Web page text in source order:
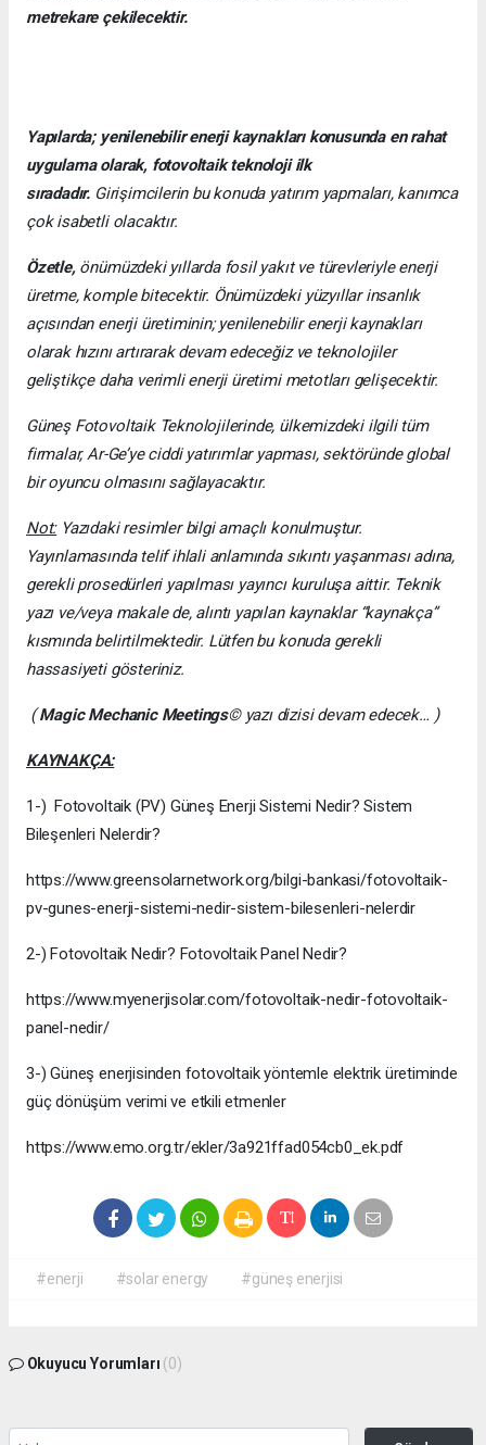
metrekare çekilecektir.
Yapılarda; yenilenebilir enerji kaynakları konusunda en rahat
uygulama olarak, fotovoltaik teknoloji ilk
sıradadır. Girişimcilerin bu konuda yatırım yapmaları, kanımca
çok isabetli olacaktır.
Özetle,önümüzdeki yıllarda fosil yakıt ve türevleriyle enerji
üretme, komple bitecektir. Önümüzdeki yüzyıllar insanlık
açısından enerji üretiminin; yenilenebilir enerji kaynakları
olarak hızını artırarak devam edeceğiz ve teknolojiler
geliştikçe daha verimli enerji üretimi metotları gelişecektir.
Güneş Fotovoltaik Teknolojilerinde, ülkemizdeki ilgili tüm
firmalar, Ar-Ge’ye ciddi yatırımlar yapması, sektöründe global
bir oyuncu olmasını sağlayacaktır.
Not:Yazıdaki resimler bilgi amaçlı konulmuştur.
Yayınlamasında telif ihlali anlamında sıkıntı yaşanması adına,
gerekli prosedürleri yapılması yayıncı kuruluşa aittir. Teknik
yazı ve/veya makale de, alıntı yapılan kaynaklar “kaynakça”
kısmında belirtilmektedir. Lütfen bu konuda gerekli
hassasiyeti gösteriniz.
(Magic Mechanic Meetings© yazı dizisi devam edecek… )
KAYNAKÇA:
1-) Fotovoltaik (PV) Güneş Enerji Sistemi Nedir? Sistem
Bileşenleri Nelerdir?
https://www.greensolarnetwork.org/bilgi-bankasi/fotovoltaik-
pv-gunes-enerji-sistemi-nedir-sistem-bilesenleri-nelerdir
2-) Fotovoltaik Nedir? Fotovoltaik Panel Nedir?
https://www.myenerjisolar.com/fotovoltaik-nedir-fotovoltaik-
panel-nedir/
3-) Güneş enerjisinden fotovoltaik yöntemle elektrik üretiminde
güç dönüşüm verimi ve etkili etmenler
https://www.emo.org.tr/ekler/3a921ffad054cb0_ek.pdf
#enerji #solar energy #güneş enerjisi
Okuyucu Yorumları (0)